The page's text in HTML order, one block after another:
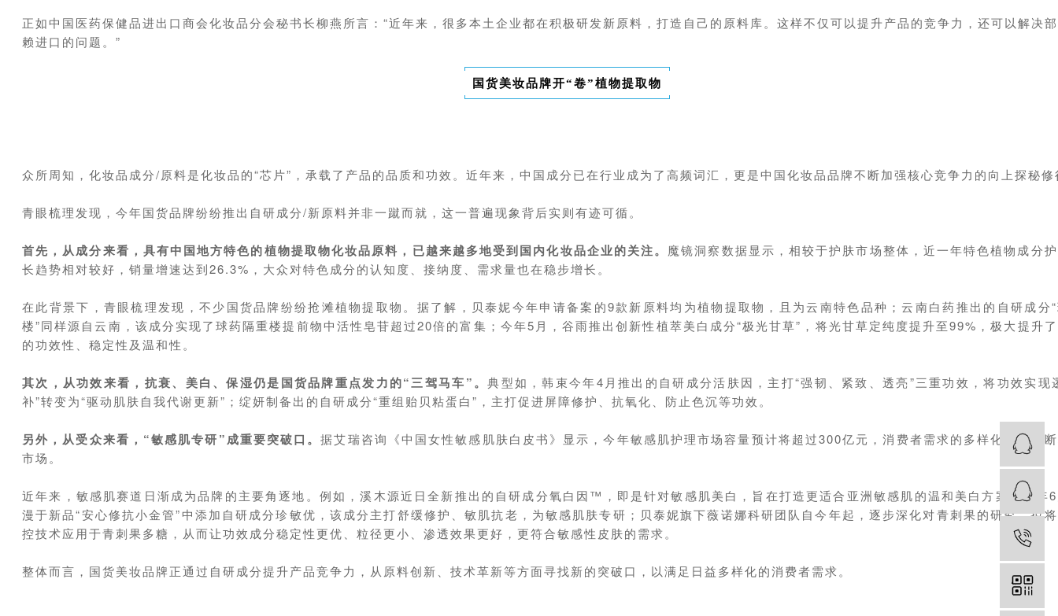
正如中国医药保健品进出口商会化妆品分会秘书长柳燕所言：“近年来，很多本土企业都在积极研发新原料，打造自己的原料库。这样不仅可以提升产品的竞争力，还可以解决
赖进口的问题。”
国货美妆品牌开“卷”植物提取物
众所周知，化妆品成分/原料是化妆品的“芯片”，承载了产品的品质和功效。近年来，中国成分已在行业成为了高频词汇，更是中国化妆品品牌不断加强核心竞争力的向上探秘
青眼梳理发现，今年国货品牌纷纷推出自研成分/新原料并非一蹴而就，这一普遍现象背后实则有迹可循。
首先，从成分来看，具有中国地方特色的植物提取物化妆品原料，已越来越多地受到国内化妆品企业的关注。 魔镜洞察数据显示，相较于护肤市场整体，近一年特色植物成分
长趋势相对较好，销量增速达到26.3%，大众对特色成分的认知度、接纳度、需求量也在稳步增长。
在此背景下，青眼梳理发现，不少国货品牌纷纷抢滩植物提取物。据了解，贝泰妮今年申请备案的9款新原料均为植物提取物，且为云南特色品种；云南白药推出的自研成分
楼”同样源自云南，该成分实现了球药隔重楼提前物中活性皂苷超过20倍的富集；今年5月，谷雨推出创新性植萃美白成分“极光甘草”，将光甘草定纯度提升至99%，极大提升
的功效性、稳定性及温和性。
其次，从功效来看，抗衰、美白、保湿仍是国货品牌重点发力的“三驾马车”。典型如，韩束今年4月推出的自研成分活肤因，主打“强韧、紧致、透亮”三重功效，将功效实现
补”转变为“驱动肌肤自我代谢更新”；绽妍制备出的自研成分“重组贻贝粘蛋白”，主打促进屏障修护、抗氧化、防止色沉等功效。
另外，从受众来看，“敏感肌专研”成重要突破口。据艾瑞咨询《中国女性敏感肌肤白皮书》显示，今年敏感肌护理市场容量预计将超过300亿元，消费者需求的多样化正在不
市场。
近年来，敏感肌赛道日渐成为品牌的主要角逐地。例如，溪木源近日全新推出的自研成分氧白因™，即是针对敏感肌美白，旨在打造更适合亚洲敏感肌的温和美白方案；今年
漫于新品“安心修抗小金管”中添加自研成分珍敏优，该成分主打舒缓修护、敏肌抗老，为敏感肌肤专研；贝泰妮旗下薇诺娜科研团队自今年起，逐步深化对青刺果的研究，拟
控技术应用于青刺果多糖，从而让功效成分稳定性更优、粒径更小、渗透效果更好，更符合敏感性皮肤的需求。
整体而言，国货美妆品牌正通过自研成分提升产品竞争力，从原料创新、技术革新等方面寻找新的突破口，以满足日益多样化的消费者需求。